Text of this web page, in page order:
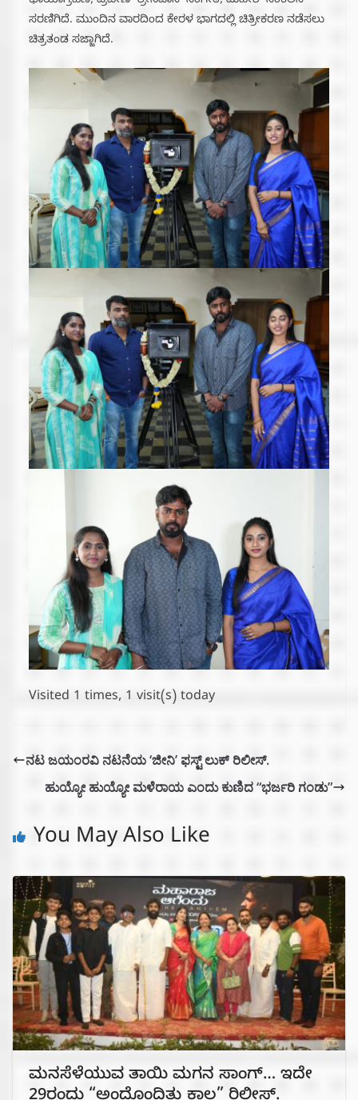
ಸರಣಿಗಿದೆ.‌ ಮುಂದಿನ ವಾರದಿಂದ ಕೇರಳ ಭಾಗದಲ್ಲಿ ಚಿತ್ರೀಕರಣ ನಡೆಸಲು
ಚಿತ್ರತಂಡ ಸಜ್ಜಾಗಿದೆ.
Visited 1 times, 1 visit(s) today
ನಟ ಜಯಂರವಿ ನಟನೆಯ ‘ಜೀನಿ’ ಫಸ್ಟ್ ಲುಕ್ ರಿಲೀಸ್.
ಹುಯ್ಯೋ ಹುಯ್ಯೋ ಮಳೆರಾಯ ಎಂದು ಕುಣಿದ “ಭರ್ಜರಿ ಗಂಡು”
You May Also Like
ಮನಸೆಳೆಯುವ ತಾಯಿ ಮಗನ ಸಾಂಗ್… ಇದೇ